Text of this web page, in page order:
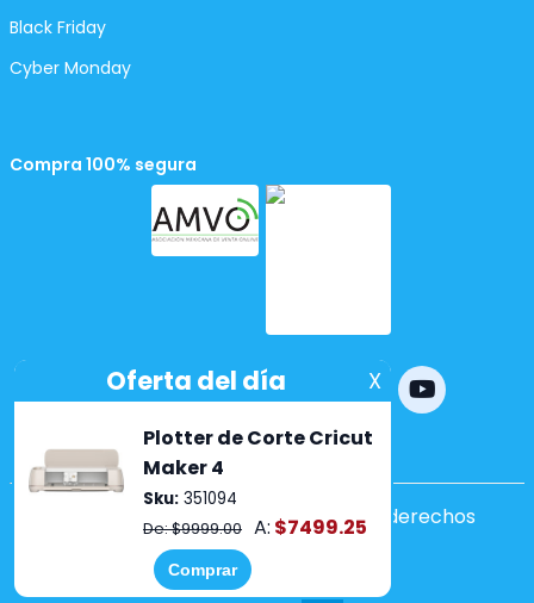
Black Friday
Cyber Monday
Compra 100% segura
Powered bynopCommerce
Copyright ©2026 Lumen. Todos los derechos
reservados.